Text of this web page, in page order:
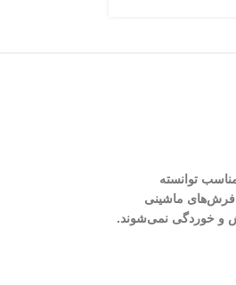
توانسته
فرش‌های ماشینی
و خوردگی نمی‌شوند.